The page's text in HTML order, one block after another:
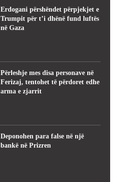
Erdogani përshëndet përpjekjet e
Trumpit për t’i dhënë fund luftës
në Gaza
Përleshje mes disa personave në
Ferizaj, tentohet të përdoret edhe
arma e zjarrit
Deponohen para false në një
bankë në Prizren